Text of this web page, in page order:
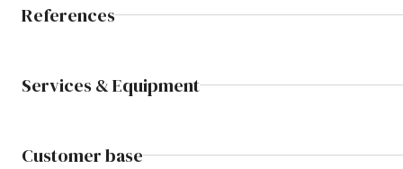
References
Services & Equipment
Customer base